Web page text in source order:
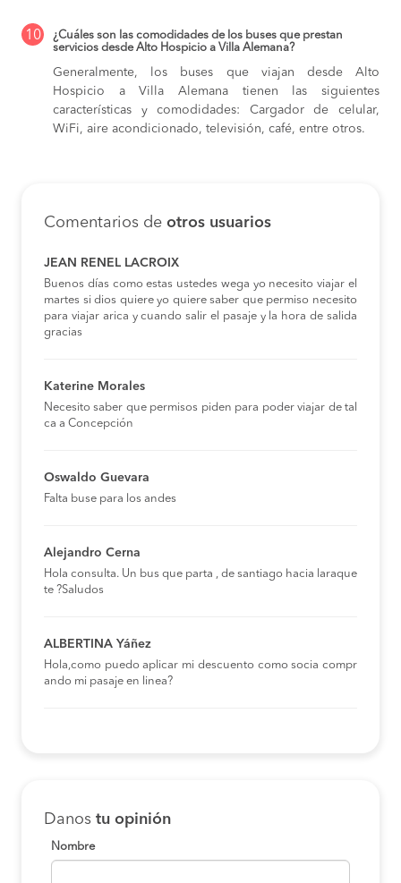
10
¿Cuáles son las comodidades de los buses que prestan
servicios desde Alto Hospicio a Villa Alemana?
Generalmente, los buses que viajan desde Alto
Hospicio a Villa Alemana tienen las siguientes
características y comodidades: Cargador de celular,
WiFi, aire acondicionado, televisión, café, entre otros.
Comentarios de otros usuarios
JEAN RENEL LACROIX
Buenos días como estas ustedes wega yo necesito viajar el
martes si dios quiere yo quiere saber que permiso necesito
para viajar arica y cuando salir el pasaje y la hora de salida
gracias
Katerine Morales
Necesito saber que permisos piden para poder viajar de tal
ca a Concepción
Oswaldo Guevara
Falta buse para los andes
Alejandro Cerna
Hola consulta. Un bus que parta , de santiago hacia laraque
te ?Saludos
ALBERTINA Yáñez
Hola,como puedo aplicar mi descuento como socia compr
ando mi pasaje en linea?
Danos tu opinión
Nombre